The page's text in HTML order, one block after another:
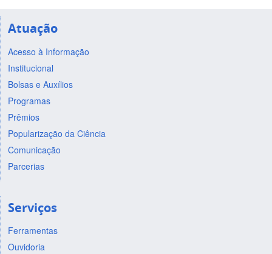
Atuação
Acesso à Informação
Institucional
Bolsas e Auxílios
Programas
Prêmios
Popularização da Ciência
Comunicação
Parcerias
Serviços
Ferramentas
Ouvidoria